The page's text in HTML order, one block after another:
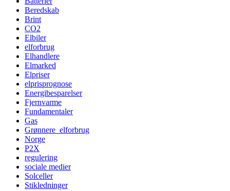
Beredskab
Brint
CO2
Elbiler
elforbrug
Elhandlere
Elmarked
Elpriser
elprisprognose
Energibesparelser
Fjernvarme
Fundamentaler
Gas
Grønnere_elforbrug
Norge
P2X
regulering
sociale medier
Solceller
Stikledninger